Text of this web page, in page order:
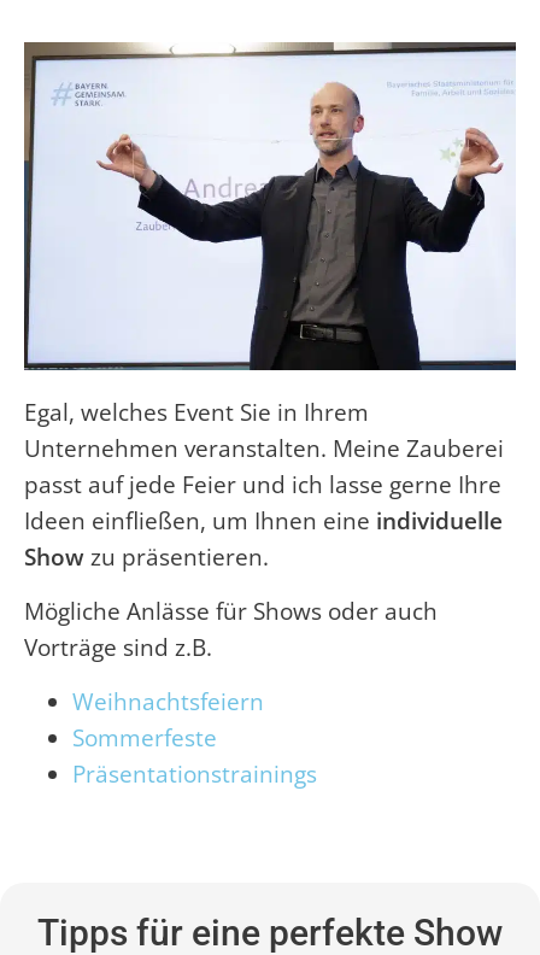
Egal, welches Event Sie in Ihrem
Unternehmen veranstalten. Meine Zauberei
passt auf jede Feier und ich lasse gerne Ihre
Ideen einfließen, um Ihnen eine individuelle
Showzu präsentieren.
Mögliche Anlässe für Shows oder auch
Vorträge sind z.B.
Weihnachtsfeiern
Sommerfeste
Präsentationstrainings
Tipps für eine perfekte Show